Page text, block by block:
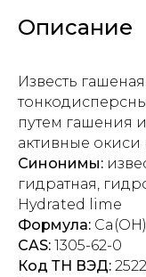
Описание
Известь
путем гашения
активные окиси
Синонимы:
гидратная,
Hydrated lime
Формула:
CAS: 1305-62-0
Код ТН ВЭД: